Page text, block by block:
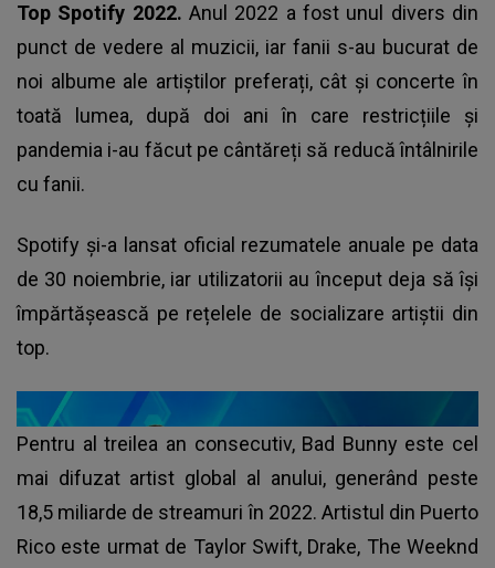
Top Spotify 2022. Anul 2022 a fost unul divers din
punct de vedere al muzicii, iar fanii s-au bucurat de
noi albume ale artiștilor preferați, cât și concerte în
toată lumea, după doi ani în care restricțiile și
pandemia i-au făcut pe cântăreți să reducă întâlnirile
cu fanii.
Spotify și-a lansat oficial rezumatele anuale pe data
de 30 noiembrie, iar utilizatorii au început deja să își
împărtășească pe rețelele de socializare artiștii din
top.
Pentru al treilea an consecutiv, Bad Bunny este cel
mai difuzat artist global al anului, generând peste
18,5 miliarde de streamuri în 2022. Artistul din Puerto
Rico este urmat de Taylor Swift, Drake, The Weeknd